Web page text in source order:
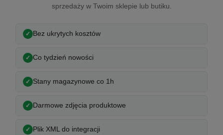
sprzedaży w Twoim sklepie lub butiku.
Bez ukrytych kosztów
Co tydzień nowości
Stany magazynowe co 1h
Darmowe zdjęcia produktowe
Plik XML do integracji